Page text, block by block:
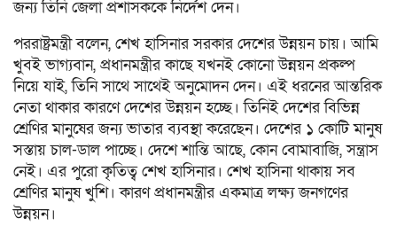
জন্য তিনি জেলা প্রশাসককে নির্দেশ দেন।
পররাষ্ট্রমন্ত্রী বলেন, শেখ হাসিনার সরকার দেশের উন্নয়ন চায়। আমি
খুবই ভাগ্যবান, প্রধানমন্ত্রীর কাছে যখনই কোনো উন্নয়ন প্রকল্প
নিয়ে যাই, তিনি সাথে সাথেই অনুমোদন দেন। এই ধরনের আন্তরিক
নেতা থাকার কারণে দেশের উন্নয়ন হচ্ছে। তিনিই দেশের বিভিন্ন
শ্রেণির মানুষের জন্য ভাতার ব্যবস্থা করেছেন। দেশের ১ কোটি মানুষ
সস্তায় চাল-ডাল পাচ্ছে। দেশে শান্তি আছে, কোন বোমাবাজি, সন্ত্রাস
নেই। এর পুরো কৃতিত্ব শেখ হাসিনার। শেখ হাসিনা থাকায় সব
শ্রেণির মানুষ খুশি। কারণ প্রধানমন্ত্রীর একমাত্র লক্ষ্য জনগণের
উন্নয়ন।